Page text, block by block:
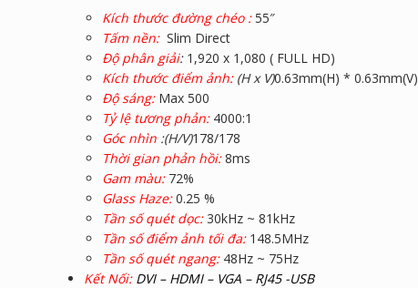
Kích thước đường chéo :55″
Tấm nền: Slim Direct
Độ phân giải: 1,920 x 1,080 ( FULL HD)
Kích thước điểm ảnh:(H x V)0.63mm(H) * 0.63mm(V)
Độ sáng: Max 500
Tỷ lệ tương phản: 4000:1
Góc nhìn :(H/V)178/178
Thời gian phản hồi:8ms
Gam màu: 72%
Glass Haze:0.25 %
Tần số quét dọc: 30kHz ~ 81kHz
Tần số điểm ảnh tối đa: 148.5MHz
Tần số quét ngang: 48Hz ~ 75Hz
Kết Nối: DVI – HDMI – VGA – RJ45 -USB